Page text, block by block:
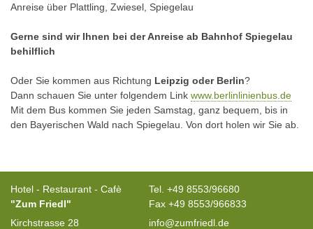
Anreise über Plattling, Zwiesel, Spiegelau
Gerne sind wir Ihnen bei der Anreise ab Bahnhof Spiegelau
behilflich
Oder Sie kommen aus Richtung Leipzig oder Berlin?
Dann schauen Sie unter folgendem Link www.berlinlinienbus.de
Mit dem Bus kommen Sie jeden Samstag, ganz bequem, bis in
den Bayerischen Wald nach Spiegelau. Von dort holen wir Sie ab.
Hotel - Restaurant - Cafè
"Zum Friedl"
Kirchstrasse 28
Tel. +49 8553/96680
Fax +49 8553/966833
info@zumfriedl.de